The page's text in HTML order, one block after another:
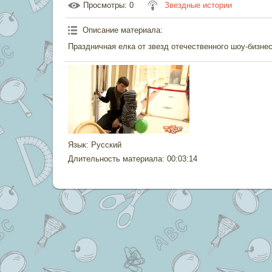
Просмотры: 0 Звездные истории
Описание материала:
Праздничная елка от звезд отечественного шоу-
Язык: Русский
Длительность материала: 00:03:14